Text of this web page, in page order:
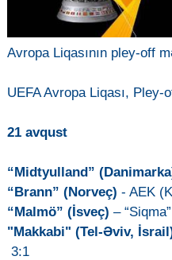
Avropa Liqasının pley-off
UEFA Avropa Liqası, Pley-
21 avqust
“Midtyulland”
“Brann” (Norveç) - AEK
“Malmö” (İsveç) –
"Makkabi" (Tel-Əviv,
3:1